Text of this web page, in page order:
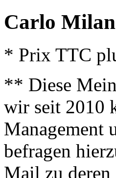
Carlo
* Prix TTC
** Diese
wir seit 2010
Management
befragen
Mail zu